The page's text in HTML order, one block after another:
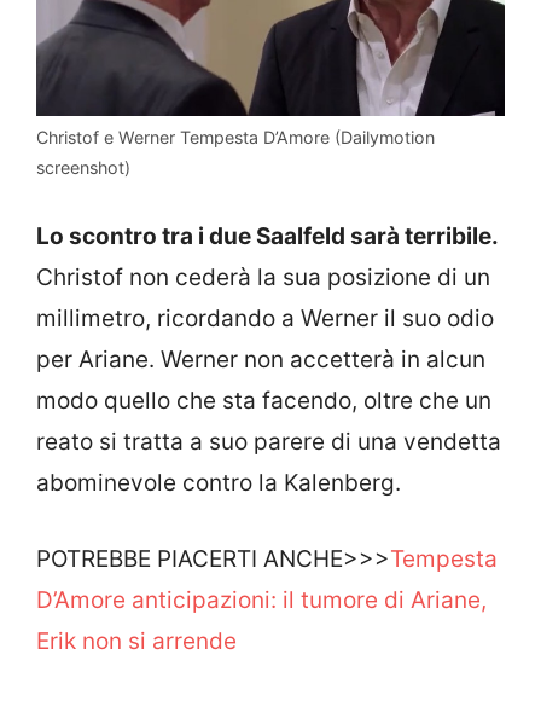
Christof e Werner Tempesta D’Amore (Dailymotion
screenshot)
Lo scontro tra i due Saalfeld sarà terribile.
Christof non cederà la sua posizione di un
millimetro, ricordando a Werner il suo odio
per Ariane. Werner non accetterà in alcun
modo quello che sta facendo, oltre che un
reato si tratta a suo parere di una vendetta
abominevole contro la Kalenberg.
POTREBBE PIACERTI ANCHE>>>Tempesta
D’Amore anticipazioni: il tumore di Ariane,
Erik non si arrende